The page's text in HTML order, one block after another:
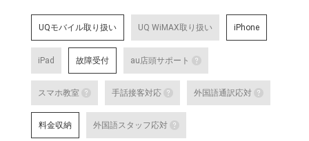
UQモバイル取り扱い UQ WiMAX取り扱い iPhone
iPad 故障受付 au店頭サポート
au店頭サポート
au店頭サポート定額
スマホ教室
スマートフォン・タブレット教室 を開催して
手話接客対応
手話スタッフが在籍し、ケ
外国語通訳応対
料金収納 外国語スタッフ応対